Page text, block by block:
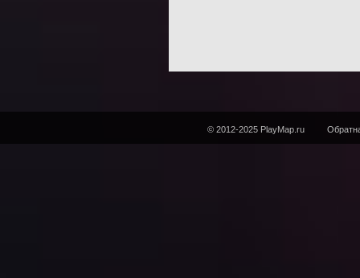
© 2012-2025 PlayMap.ru